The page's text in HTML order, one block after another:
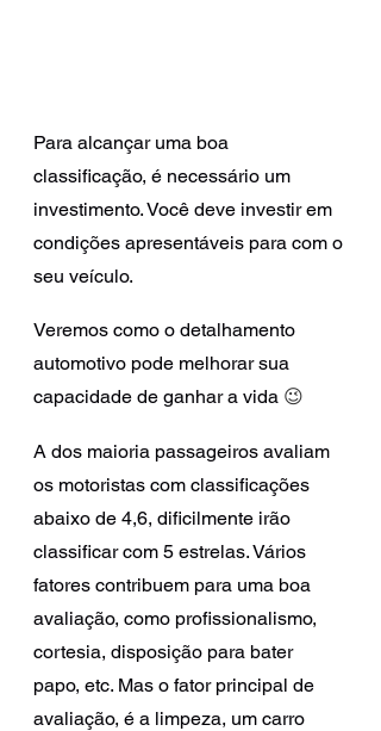
Para alcançar uma boa
classificação, é necessário um
investimento. Você deve investir em
condições apresentáveis para com o
seu veículo.
Veremos como o detalhamento
automotivo pode melhorar sua
capacidade de ganhar a vida 😉
A dos maioria passageiros avaliam
os motoristas com classificações
abaixo de 4,6, dificilmente irão
classificar com 5 estrelas. Vários
fatores contribuem para uma boa
avaliação, como profissionalismo,
cortesia, disposição para bater
papo, etc. Mas o fator principal de
avaliação, é a limpeza, um carro